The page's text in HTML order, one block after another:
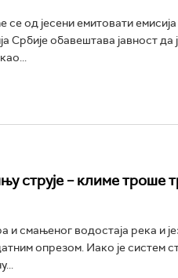
се од јесени емитовати
Србије обавештава јавност да
струје – климе троше
смањеног водостаја река и
опрезом. Иако је систем